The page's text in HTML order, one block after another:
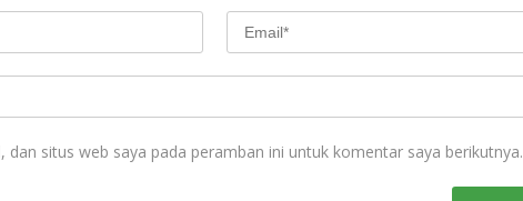
dan situs web saya pada peramban ini untuk komentar saya berikutnya.